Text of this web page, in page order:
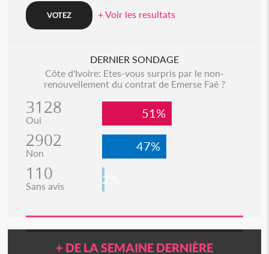
+ Voir les resultats
DERNIER SONDAGE
Côte d'Ivoire: Etes-vous surpris par le non-
renouvellement du contrat de Emerse Faé ?
3128
Oui 51%
2902
Non 47%
110
Sans avis 2%
+ DE LA SEMAINE DERNIÈRE